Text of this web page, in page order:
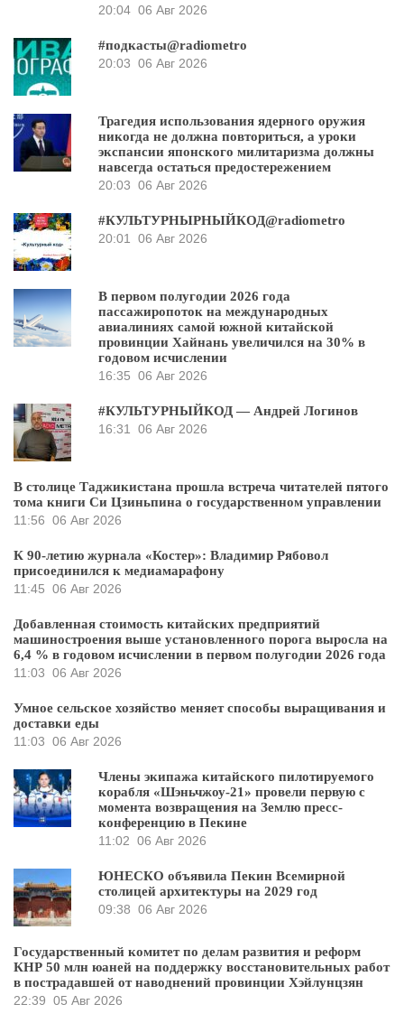
20:04 06 Авг 2026
#подкасты@radiometro
20:03 06 Авг 2026
Трагедия использования ядерного оружия
никогда не должна повториться, а уроки
экспансии японского милитаризма должны
навсегда остаться предостережением
20:03 06 Авг 2026
#КУЛЬТУРНЫРНЫЙКОД@radiometro
20:01
06 Авг 2026
В первом полугодии 2026 года
пассажиропоток на международных
авиалиниях самой южной китайской
провинции Хайнань увеличился на 30% в
годовом исчислении
16:35 06 Авг 2026
#КУЛЬТУРНЫЙКОД — Андрей Логинов
16:31
06 Авг 2026
В столице Таджикистана прошла встреча читателей пятого
тома книги Си Цзиньпина о государственном управлении
11:56 06 Авг 2026
К 90-летию журнала «Костер»: Владимир Рябовол
присоединился к медиамарафону
11:45 06 Авг 2026
Добавленная стоимость китайских предприятий
машиностроения выше установленного порога выросла на
6,4 % в годовом исчислении в первом полугодии 2026 года
11:03 06 Авг 2026
Умное сельское хозяйство меняет способы выращивания и
доставки еды
11:03 06 Авг 2026
Члены экипажа китайского пилотируемого
корабля «Шэньчжоу-21» провели первую с
момента возвращения на Землю пресс-
конференцию в Пекине
11:02 06 Авг 2026
ЮНЕСКО объявила Пекин Всемирной
столицей архитектуры на 2029 год
09:38 06 Авг 2026
Государственный комитет по делам развития и реформ
КНР 50 млн юаней на поддержку восстановительных работ
в пострадавшей от наводнений провинции Хэйлунцзян
22:39 05 Авг 2026